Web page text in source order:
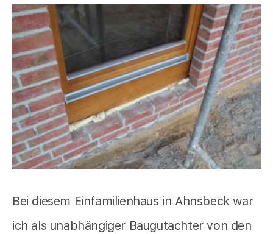
Bei diesem Einfamilienhaus in Ahnsbeck war
ich als unabhängiger Baugutachter von den